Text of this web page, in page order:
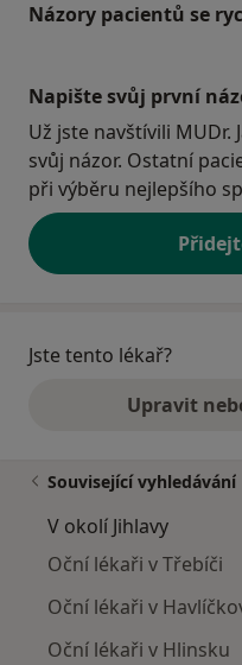
Názory pacientů se
Napište svůj první
Už jste navštívili MUDr.
svůj názor. Ostatní
při výběru nejlepšího
Jste tento lékař?
Upravit
Související vyhledávání
V okolí Jihlavy
Oční lékaři v Třebíči
Oční lékaři v
Oční lékaři v Hlinsku